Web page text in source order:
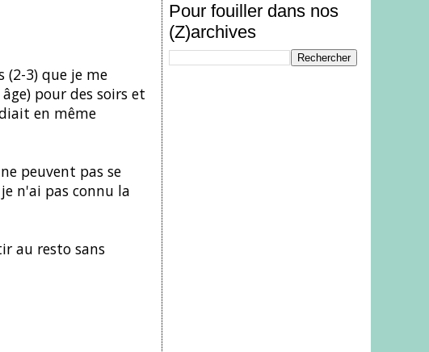
(2-3) que je me
pour des soirs et
en même
peuvent pas se
n'ai pas connu la
au resto sans
Pour fouiller dans nos
(Z)archives